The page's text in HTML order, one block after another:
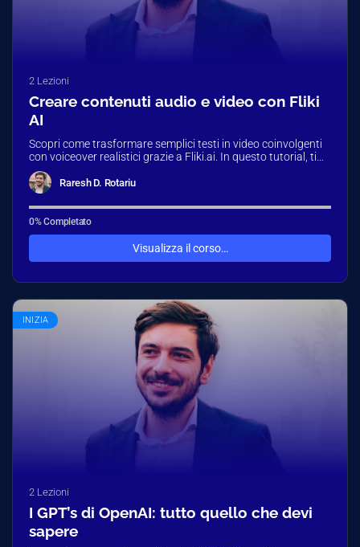
2 Lezioni
Creare contenuti audio e video con Fliki
AI
Scopri come trasformare semplici testi in video coinvolgenti
con voiceover realistici grazie a Fliki.ai. In questo tutorial, ti
guiderò passo…
Raresh D. Rotariu
0% Completato
Visualizza il corso…
INIZIA
2 Lezioni
I GPT’s di OpenAI: tutto quello che devi
sapere